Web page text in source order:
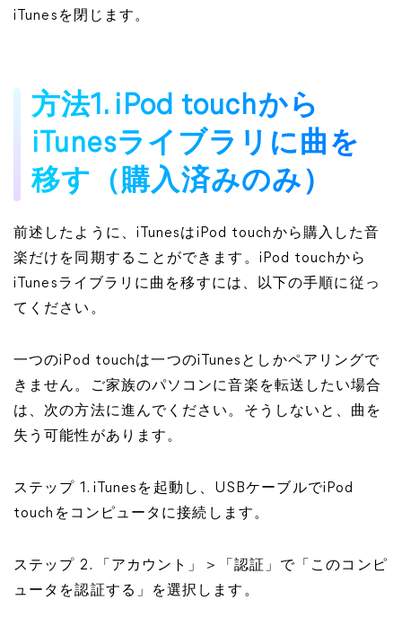
iTunesを閉じます。
方法1. iPod touchから
iTunesライブラリに曲を
移す（購入済みのみ）
前述したように、iTunesはiPod touchから購入した音
楽だけを同期することができます。iPod touchから
iTunesライブラリに曲を移すには、以下の手順に従っ
てください。
一つのiPod touchは一つのiTunesとしかペアリングで
きません。ご家族のパソコンに音楽を転送したい場合
は、次の方法に進んでください。そうしないと、曲を
失う可能性があります。
ステップ 1. iTunesを起動し、USBケーブルでiPod
touchをコンピュータに接続します。
ステップ 2. 「アカウント」＞「認証」で「このコンピ
ュータを認証する」を選択します。